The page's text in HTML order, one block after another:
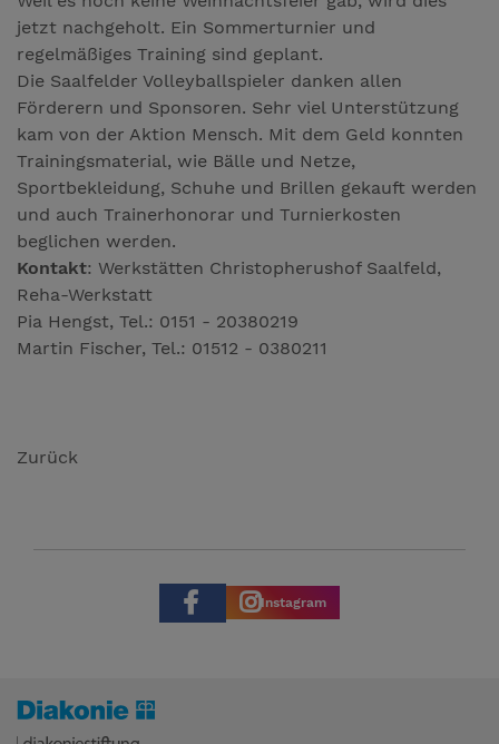
jetzt nachgeholt. Ein Sommerturnier und
regelmäßiges Training sind geplant.
Die Saalfelder Volleyballspieler danken allen
Förderern und Sponsoren. Sehr viel Unterstützung
kam von der Aktion Mensch. Mit dem Geld konnten
Trainingsmaterial, wie Bälle und Netze,
Sportbekleidung, Schuhe und Brillen gekauft werden
und auch Trainerhonorar und Turnierkosten
beglichen werden.
Kontakt: Werkstätten Christopherushof Saalfeld,
Reha-Werkstatt
Pia Hengst, Tel.: 0151 - 20380219
Martin Fischer, Tel.: 01512 - 0380211
Zurück
Instagram